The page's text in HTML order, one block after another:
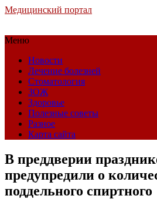
Медицинский портал
Меню
Новости
Лечение болезней
Стоматология
ЗОЖ
Здоровье
Полезные советы
Разное
Карта сайта
В преддверии
предупредили о
поддельного спиртного